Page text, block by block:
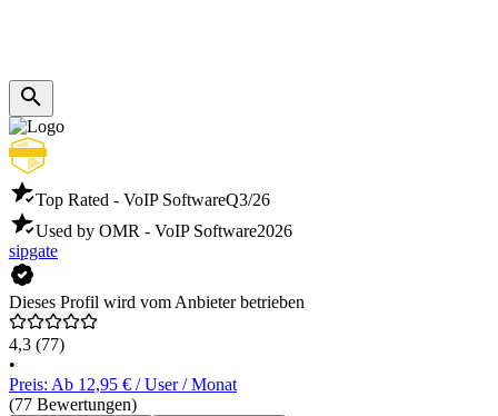
Top Rated - VoIP SoftwareQ3/26
Used by OMR - VoIP Software2026
sipgate
Dieses Profil wird vom Anbieter betrieben
4,3 (77)
•
Preis: Ab 12,95 € / User / Monat
(77 Bewertungen)